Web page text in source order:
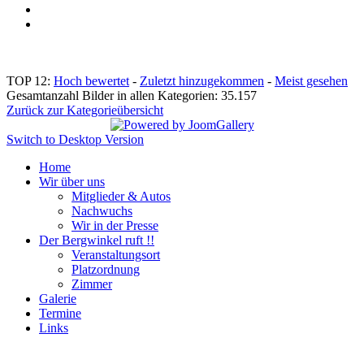
TOP 12: Hoch bewertet - Zuletzt hinzugekommen - Meist gesehen
Gesamtanzahl Bilder in allen Kategorien: 35.157
Zurück zur Kategorieübersicht
Switch to Desktop Version
Home
Wir über uns
Mitglieder & Autos
Nachwuchs
Wir in der Presse
Der Bergwinkel ruft !!
Veranstaltungsort
Platzordnung
Zimmer
Galerie
Termine
Links